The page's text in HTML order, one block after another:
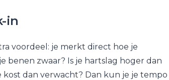
in
voordeel: je merkt direct hoe je
benen zwaar? Is je hartslag hoger dan
dan verwacht? Dan kun je je tempo